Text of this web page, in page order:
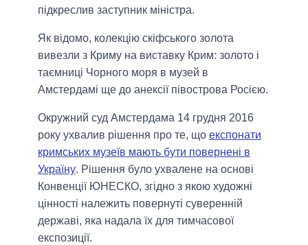
підкреслив заступник міністра.
Як відомо, колекцію скіфського золота
вивезли з Криму на виставку Крим: золото і
таємниці Чорного моря в музей в
Амстердамі ще до анексії півострова Росією.
Окружний суд Амстердама 14 грудня 2016
року ухвалив рішення про те, що експонати
кримських музеїв мають бути повернені в
Україну. Рішення було ухвалене на основі
Конвенції ЮНЕСКО, згідно з якою художні
цінності належить повернуті суверенній
державі, яка надала їх для тимчасової
експозиції.